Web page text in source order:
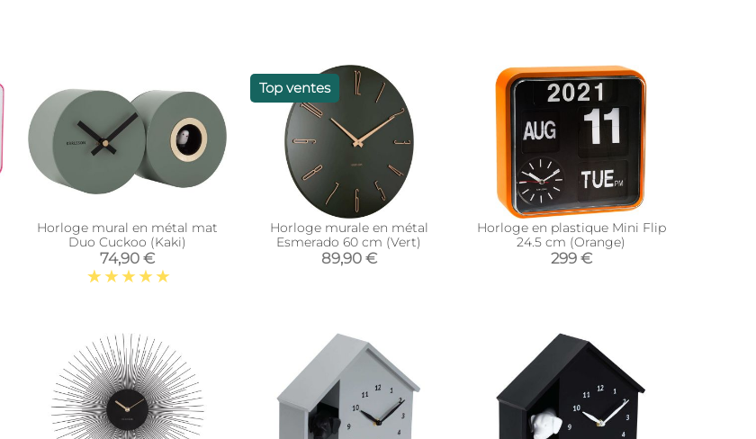
Horloge mural en métal mat
Duo Cuckoo (Kaki)
74,90 €
Top ventes
Horloge murale en métal
Esmerado 60 cm (Vert)
89,90 €
Horloge en plastique Mini Flip
24.5 cm (Orange)
299 €